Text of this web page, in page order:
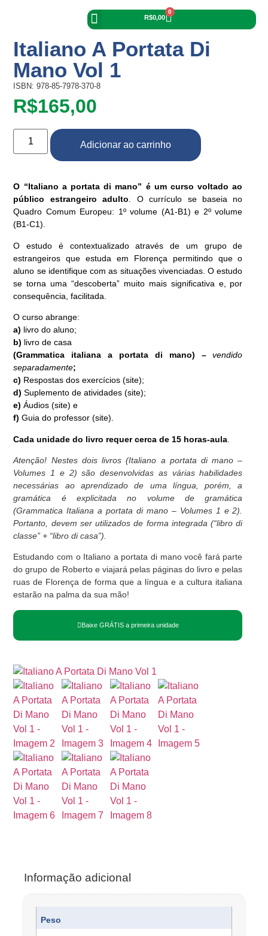
R$0,00
0
Italiano A Portata Di
Mano Vol 1
ISBN: 978-85-7978-370-8
R$165,00
Adicionar ao carrinho
O “Italiano a portata di mano” é um curso voltado ao
público estrangeiro adulto. O currículo se baseia no
Quadro Comum Europeu: 1º volume (A1-B1) e 2º volume
(B1-C1).
O estudo é contextualizado através de um grupo de
estrangeiros que estuda em Florença permitindo que o
aluno se identifique com as situações vivenciadas. O estudo
se torna uma “descoberta” muito mais significativa e, por
consequência, facilitada.
O curso abrange:
a) livro do aluno;
b) livro de casa
(Grammatica italiana a portata di mano) –vendido
separadamente;
c) Respostas dos exercícios (site);
d) Suplemento de atividades (site);
e) Áudios (site) e
f) Guia do professor (site).
Cada unidade do livro requer cerca de 15 horas-aula
Atenção! Nestes dois livros (Italiano a portata di mano –
Volumes 1 e 2) são desenvolvidas as várias habilidades
necessárias ao aprendizado de uma língua, porém, a
gramática é explicitada no volume de gramática
(Grammatica Italiana a portata di mano – Volumes 1 e 2).
Portanto, devem ser utilizados de forma integrada (“libro di
classe” + “libro di casa”).
Estudando com o Italiano a portata di mano você fará parte
do grupo de Roberto e viajará pelas páginas do livro e pelas
ruas de Florença de forma que a língua e a cultura italiana
estarão na palma da sua mão!
Baixe GRÁTIS a primeira unidade
Informação adicional
Peso